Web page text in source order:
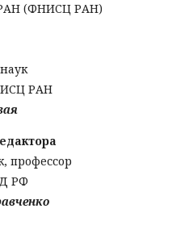
РАН (ФНИСЦ РАН)
РАН
профессор
РФ